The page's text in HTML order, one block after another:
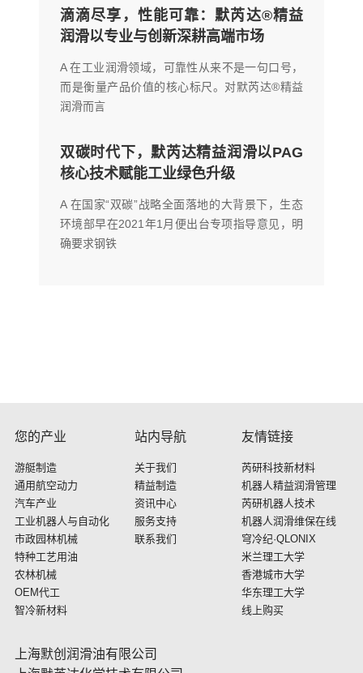
滴滴尽享，性能可靠：默芮达®精益
润滑以专业与创新深耕高端市场
A 在工业润滑领域，可靠性从来不是一句口号，
而是衡量产品价值的核心标尺。对默芮达®精益
润滑而言
双碳时代下，默芮达精益润滑以PAG
核心技术赋能工业绿色升级
A 在国家“双碳”战略全面落地的大背景下，生态
环境部早在2021年1月便出台专项指导意见，明
确要求钢铁
您的产业
游艇制造
通用航空动力
汽车产业
工业机器人与自动化
市政园林机械
特种工艺用油
农林机械
OEM代工
智冷新材料
站内导航
关于我们
精益制造
资讯中心
服务支持
联系我们
友情链接
芮研科技新材料
机器人精益润滑管理
芮研机器人技术
机器人润滑维保在线
穹冷纪·QLONIX
米兰理工大学
香港城市大学
华东理工大学
线上购买
上海默创润滑油有限公司